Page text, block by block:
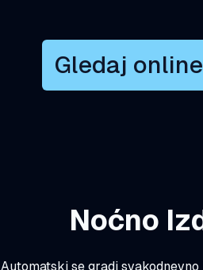
Gledaj
Noćno
Automatski se gradi